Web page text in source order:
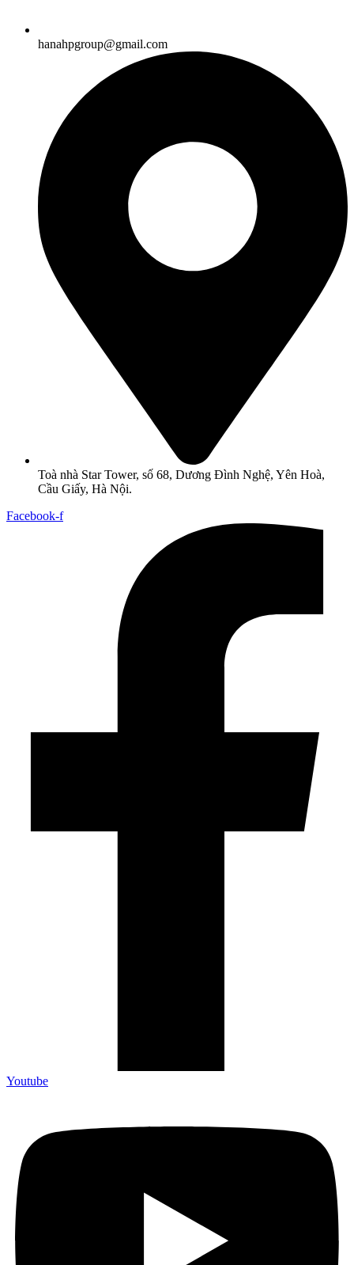
hanahpgroup@gmail.com
Toà nhà Star Tower, số 68, Dương Đình Nghệ, Yên Hoà,
Cầu Giấy, Hà Nội.
Facebook-f
Youtube